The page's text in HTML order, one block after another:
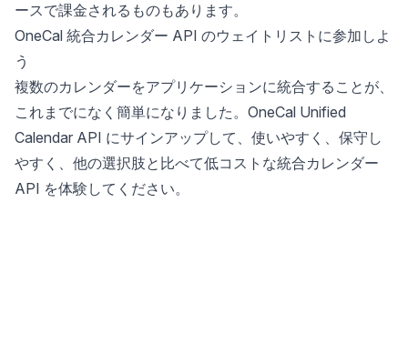
ースで課金されるものもあります。
OneCal 統合カレンダー API のウェイトリストに参加しよ
う
複数のカレンダーをアプリケーションに統合することが、
これまでになく簡単になりました。 OneCal Unified
Calendar API にサインアップして、使いやすく、保守し
やすく、他の選択肢と比べて低コストな統合カレンダー
API を体験してください。